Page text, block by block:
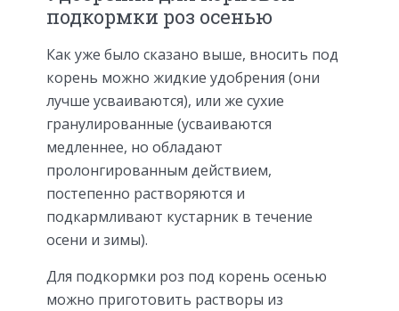
подкормки роз осенью
Как уже было сказано выше, вносить под
корень можно жидкие удобрения (они
лучше усваиваются), или же сухие
гранулированные (усваиваются
медленнее, но обладают
пролонгированным действием,
постепенно растворяются и
подкармливают кустарник в течение
осени и зимы).
Для подкормки роз под корень осенью
можно приготовить растворы из